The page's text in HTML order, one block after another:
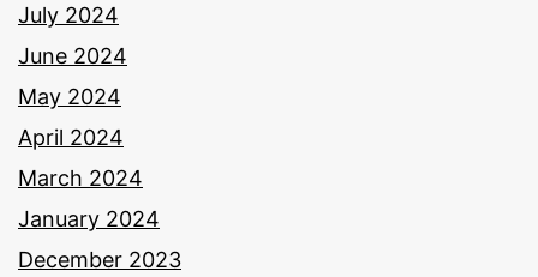
July 2024
June 2024
May 2024
April 2024
March 2024
January 2024
December 2023